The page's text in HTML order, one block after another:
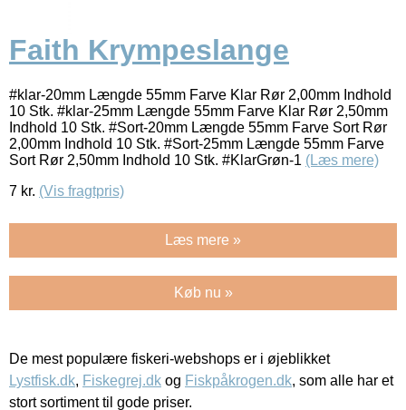
Faith Krympeslange
#klar-20mm Længde 55mm Farve Klar Rør 2,00mm Indhold
10 Stk. #klar-25mm Længde 55mm Farve Klar Rør 2,50mm
Indhold 10 Stk. #Sort-20mm Længde 55mm Farve Sort Rør
2,00mm Indhold 10 Stk. #Sort-25mm Længde 55mm Farve
Sort Rør 2,50mm Indhold 10 Stk. #KlarGrøn-1 (Læs mere)
7 kr. (Vis fragtpris)
Læs mere »
Køb nu »
De mest populære fiskeri-webshops er i øjeblikket
Lystfisk.dk, Fiskegrej.dk og Fiskpåkrogen.dk, som alle har et
stort sortiment til gode priser.